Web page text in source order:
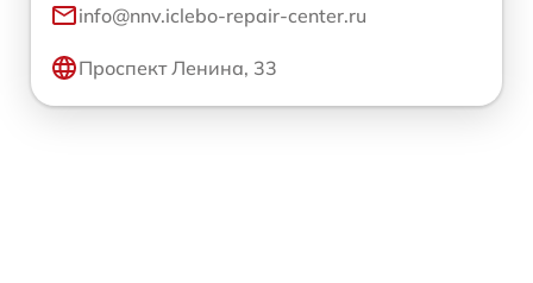
info@nnv.iclebo-repair-center.ru
Проспект Ленина, 33